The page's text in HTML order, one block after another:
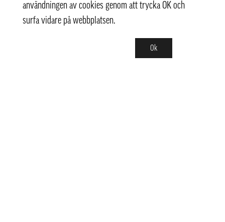
användningen av cookies genom att trycka OK och
surfa vidare på webbplatsen.
Ok